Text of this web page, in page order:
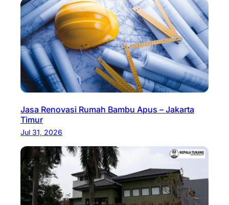
Jasa Renovasi Rumah Bambu Apus – Jakarta
Timur
Jul 31, 2026